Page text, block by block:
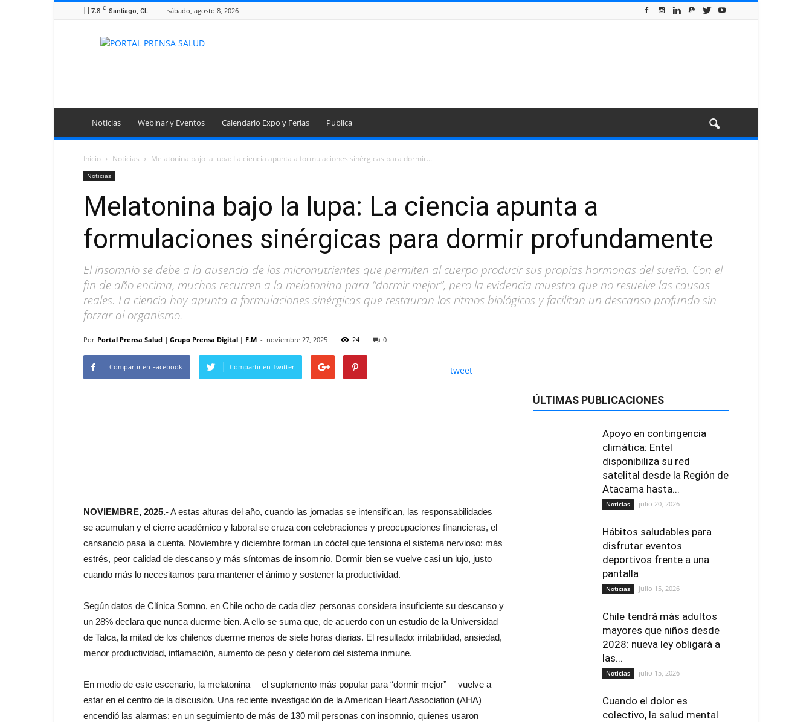
7.8 C Santiago, CL sábado, agosto 8, 2026
Portal
Noticias Webinar y Eventos Calendario Expo y Ferias Publica
Inicio Noticias Melatonina bajo la lupa: La ciencia apunta a formulaciones sinérgicas para dormir...
Noticias
Melatonina bajo la lupa: La ciencia apunta a
formulaciones sinérgicas para dormir profundamente
El insomnio se debe a la ausencia de los micronutrientes que permiten al cuerpo producir sus propias hormonas del sueño. Con el
fin de año encima, muchos recurren a la melatonina para “dormir mejor”, pero la evidencia muestra que no resuelve las causas
reales. La ciencia hoy apunta a formulaciones sinérgicas que restauran los ritmos biológicos y facilitan un descanso profundo sin
forzar al organismo.
Por Portal Prensa Salud | Grupo Prensa Digital | F.M - noviembre 27, 2025 24 0
Compartir en Facebook Compartir en Twitter tweet
NOVIEMBRE, 2025.-A estas alturas del año, cuando las jornadas se intensifican, las responsabilidades
se acumulan y el cierre académico y laboral se cruza con celebraciones y preocupaciones financieras, el
cansancio pasa la cuenta. Noviembre y diciembre forman un cóctel que tensiona el sistema nervioso: más
estrés, peor calidad de descanso y más síntomas de insomnio. Dormir bien se vuelve casi un lujo, justo
cuando más lo necesitamos para mantener el ánimo y sostener la productividad.
Según datos de Clínica Somno, en Chile ocho de cada diez personas considera insuficiente su descanso y
un 28% declara que nunca duerme bien. A ello se suma que, de acuerdo con un estudio de la Universidad
de Talca, la mitad de los chilenos duerme menos de siete horas diarias. El resultado: irritabilidad, ansiedad,
menor productividad, inflamación, aumento de peso y deterioro del sistema inmune.
En medio de este escenario, la melatonina —el suplemento más popular para “dormir mejor”— vuelve a
estar en el centro de la discusión. Una reciente investigación de la American Heart Association (AHA)
encendió las alarmas: en un seguimiento de más de 130 mil personas con insomnio, quienes usaron
ÚLTIMAS PUBLICACIONES
Apoyo en contingencia
climática: Entel
disponibiliza su red
satelital desde la Región de
Atacama hasta...
Noticias julio 20, 2026
Hábitos saludables para
disfrutar eventos
deportivos frente a una
pantalla
Noticias julio 15, 2026
Chile tendrá más adultos
mayores que niños desde
2028: nueva ley obligará a
las...
Noticias julio 15, 2026
Cuando el dolor es
colectivo, la salud mental